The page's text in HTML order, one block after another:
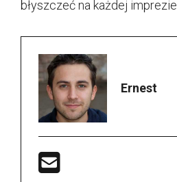
błyszczeć na każdej imprezie.
Ernest